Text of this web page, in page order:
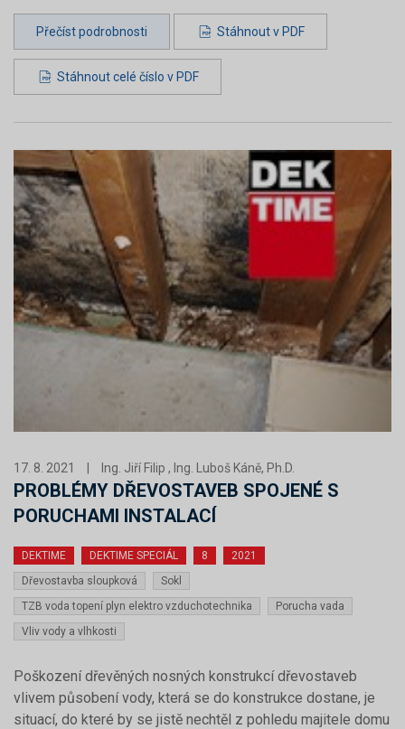
Přečíst podrobnosti Stáhnout v PDF
Stáhnout celé číslo v PDF
17. 8. 2021 | Ing. Jiří Filip , Ing. Luboš Káně, Ph.D.
PROBLÉMY DŘEVOSTAVEB SPOJENÉ S
PORUCHAMI INSTALACÍ
DEKTIME DEKTIME SPECIÁL 8
2021
Dřevostavba sloupková
Sokl
TZB voda topení plyn elektro vzduchotechnika
Porucha vada
Vliv vody a vlhkosti
Poškození dřevěných nosných konstrukcí dřevostaveb
vlivem působení vody, která se do konstrukce dostane, je
situací, do které by se jistě nechtěl z pohledu majitele domu